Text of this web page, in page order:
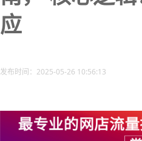
应
发布时间：2025-05-26 10:56:13